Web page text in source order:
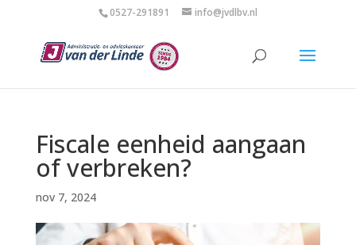
0527-291891 info@jvdlbv.nl
Fiscale eenheid aangaan
of verbreken?
nov 7, 2024